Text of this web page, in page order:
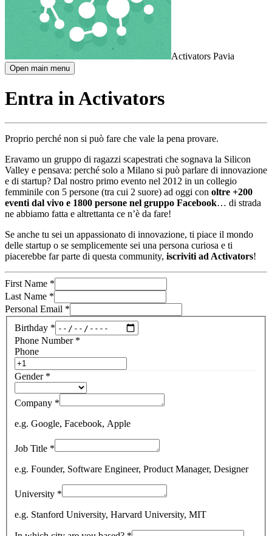
Activators Pavia
Open main menu
Entra in Activators
Proprio perché non si può fare che vale la pena provare.
Eravamo un gruppo di ragazzi scapestrati che sognava la Silicon
Valley e pensava: perché solo a Milano si può parlare di innovazione
e di startup? Dal nostro primo evento nel 2012 in un collegio
femminile con 5 persone (tra cui 2 suore) ad oggi con oltre +200
eventi dal vivo e 1800 persone nel gruppo Facebook… di strada
ne abbiamo fatta e altrettanta ce n’è da fare!
Se anche tu sei un appassionato di innovazione, ti piace il mondo
delle startup o se semplicemente sei una persona curiosa e ti
piacerebbe far parte di questa community, iscriviti ad Activators!
First Name *
Last Name *
Personal Email *
Birthday *
Phone Number*
Phone
Gender*
Company *
e.g. Google, Facebook, Apple
Job Title *
e.g. Founder, Software Engineer, Product Manager, Designer
University *
e.g. Stanford University, Harvard University, MIT